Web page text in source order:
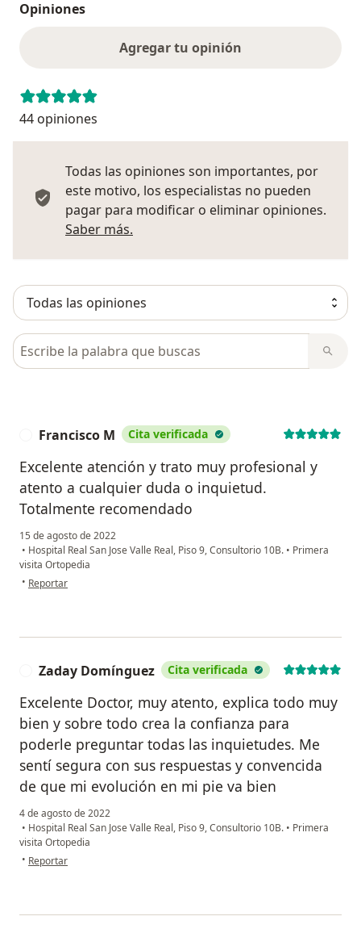
Opiniones
Agregar tu opinión
44 opiniones
Todas las opiniones son importantes, por
este motivo, los especialistas no pueden
pagar para modificar o eliminar opiniones.
Saber más.
Busca en opiniones
Francisco M Cita verificada
Excelente atención y trato muy profesional y
atento a cualquier duda o inquietud.
Totalmente recomendado
15 de agosto de 2022
• Hospital Real San Jose Valle Real, Piso 9, Consultorio 10B. • Primera
visita Ortopedia
• en opinión del usuario Francisco M
Reportar
Zaday Domínguez Cita verificada
Excelente Doctor, muy atento, explica todo muy
bien y sobre todo crea la confianza para
poderle preguntar todas las inquietudes. Me
sentí segura con sus respuestas y convencida
de que mi evolución en mi pie va bien
4 de agosto de 2022
• Hospital Real San Jose Valle Real, Piso 9, Consultorio 10B. • Primera
visita Ortopedia
• en opinión del usuario Zaday Domínguez
Reportar